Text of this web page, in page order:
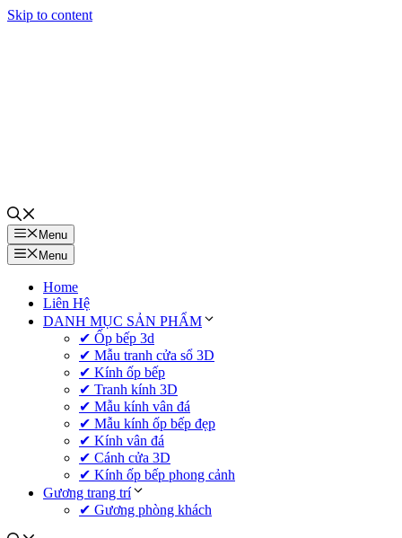
Skip to content
Menu
Menu
Home
Liên Hệ
DANH MỤC SẢN PHẨM
✔ Ốp bếp 3d
✔ Mẫu tranh cửa sổ 3D
✔ Kính ốp bếp
✔ Tranh kính 3D
✔ Mẫu kính vân đá
✔ Mẫu kính ốp bếp đẹp
✔ Kính vân đá
✔ Cánh cửa 3D
✔ Kính ốp bếp phong cảnh
Gương trang trí
✔ Gương phòng khách